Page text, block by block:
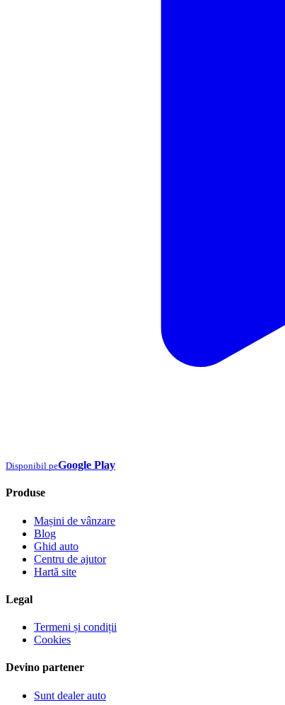
Disponibil peGoogle Play
Produse
Mașini de vânzare
Blog
Ghid auto
Centru de ajutor
Hartă site
Legal
Termeni și condiții
Cookies
Devino partener
Sunt dealer auto